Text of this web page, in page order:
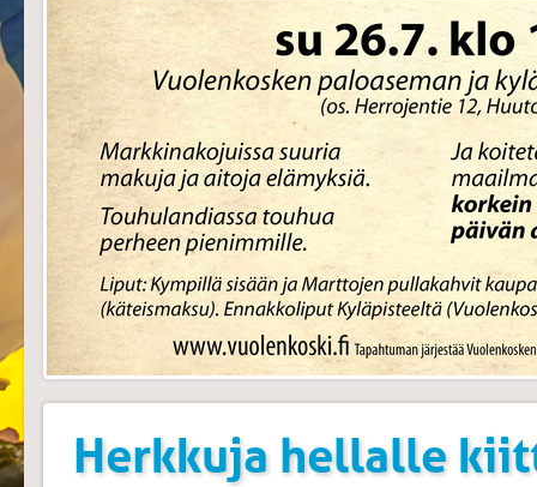
Herkkuja hellalle